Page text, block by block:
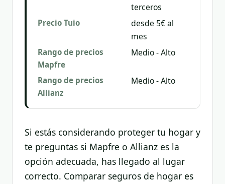
terceros
Precio Tuio
desde 5€ al
mes
Rango de precios
Mapfre
Medio - Alto
Rango de precios
Allianz
Medio - Alto
Si estás considerando proteger tu hogar y
te preguntas si Mapfre o Allianz es la
opción adecuada, has llegado al lugar
correcto. Comparar seguros de hogar es